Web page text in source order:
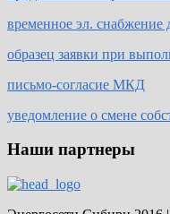
временное эл. снабжение
образец заявки при
письмо-согласие МКД
уведомление о смене
Наши партнеры